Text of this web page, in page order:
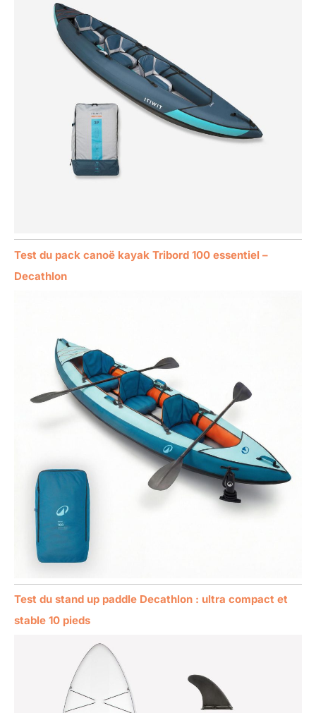
Test du pack canoë kayak Tribord 100 essentiel –
Decathlon
Test du stand up paddle Decathlon : ultra compact et
stable 10 pieds